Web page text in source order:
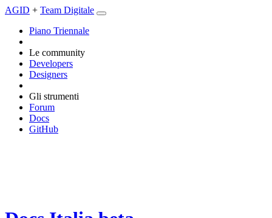
AGID + Team Digitale
Piano Triennale
Le community
Developers
Designers
Gli strumenti
Forum
Docs
GitHub